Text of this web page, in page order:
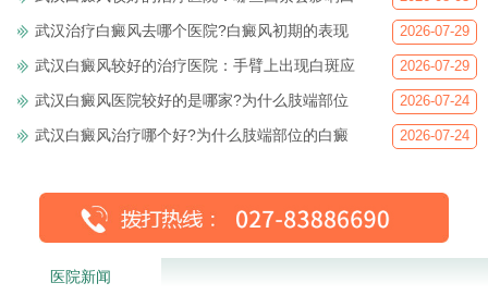
武汉治疗白癜风去哪个医院?白癜风初期的表现 2026-07-29
武汉白癜风较好的治疗医院：手臂上出现白斑应 2026-07-29
武汉白癜风医院较好的是哪家?为什么肢端部位 2026-07-24
武汉白癜风治疗哪个好?为什么肢端部位的白癜 2026-07-24
医院新闻